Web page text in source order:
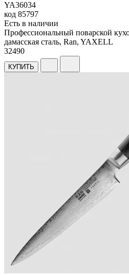
YA36034
код 85797
Есть в наличии
Профессиональный поварской
дамасская сталь, Ran, YAXELL
32490
КУПИТЬ